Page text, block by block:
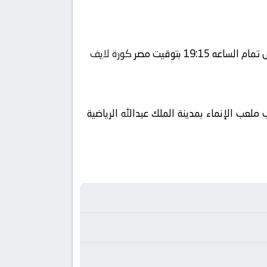
كورة لايف
الإنماء بمدينة الملك عبدالله الرياضية